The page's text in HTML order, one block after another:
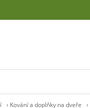
› Kování a doplňky na dveře ›